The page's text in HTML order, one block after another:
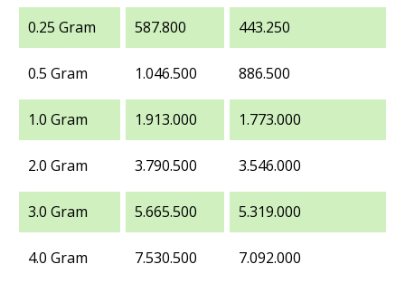
0.25 Gram 587.800 443.250
0.5 Gram 1.046.500 886.500
1.0 Gram 1.913.000 1.773.000
2.0 Gram 3.790.500 3.546.000
3.0 Gram 5.665.500 5.319.000
4.0 Gram 7.530.500 7.092.000